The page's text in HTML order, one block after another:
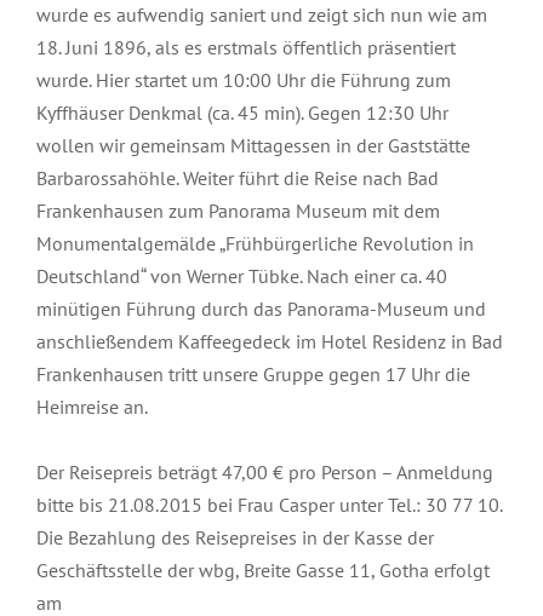
wurde es aufwendig saniert und zeigt sich nun wie am
18. Juni 1896, als es erstmals öffentlich präsentiert
wurde. Hier startet um 10:00 Uhr die Führung zum
Kyffhäuser Denkmal (ca. 45 min). Gegen 12:30 Uhr
wollen wir gemeinsam Mittagessen in der Gaststätte
Barbarossahöhle. Weiter führt die Reise nach Bad
Frankenhausen zum Panorama Museum mit dem
Monumentalgemälde „Frühbürgerliche Revolution in
Deutschland“ von Werner Tübke. Nach einer ca. 40
minütigen Führung durch das Panorama-Museum und
anschließendem Kaffeegedeck im Hotel Residenz in Bad
Frankenhausen tritt unsere Gruppe gegen 17 Uhr die
Heimreise an.
Der Reisepreis beträgt 47,00 € pro Person – Anmeldung
bitte bis 21.08.2015 bei Frau Casper unter Tel.: 30 77 10.
Die Bezahlung des Reisepreises in der Kasse der
Geschäftsstelle der wbg, Breite Gasse 11, Gotha erfolgt
am